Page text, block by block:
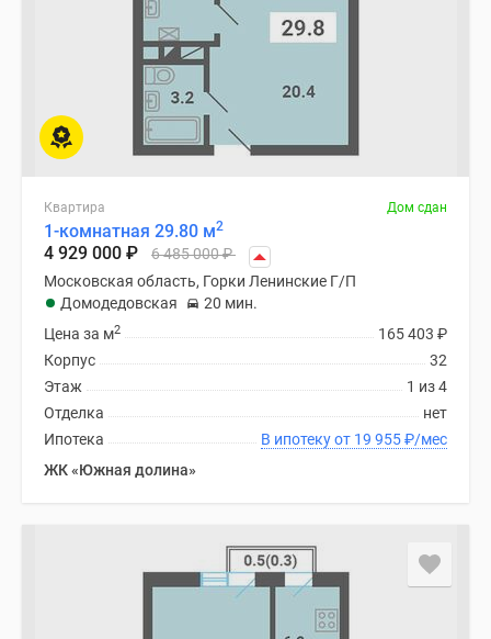
Квартира Дом сдан
1-комнатная 29.80 м2
4 929 000 ₽ 6 485 000₽
Московская область, Горки Ленинские Г/П
Домодедовская
20 мин.
165 403 ₽
Цена за м2
32
Корпус
1 из 4
Этаж
нет
Отделка
В ипотеку от 19 955₽/мес
Ипотека
ЖК «Южная долина»